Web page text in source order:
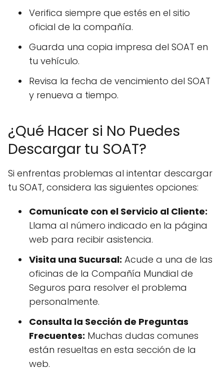
Verifica siempre que estés en el sitio
oficial de la compañía.
Guarda una copia impresa del SOAT en
tu vehículo.
Revisa la fecha de vencimiento del SOAT
y renueva a tiempo.
¿Qué Hacer si No Puedes
Descargar tu SOAT?
Si enfrentas problemas al intentar descargar
tu SOAT, considera las siguientes opciones:
Comunícate con el Servicio al Cliente:
Llama al número indicado en la página
web para recibir asistencia.
Visita una Sucursal: Acude a una de las
oficinas de la Compañía Mundial de
Seguros para resolver el problema
personalmente.
Consulta la Sección de Preguntas
Frecuentes: Muchas dudas comunes
están resueltas en esta sección de la
web.